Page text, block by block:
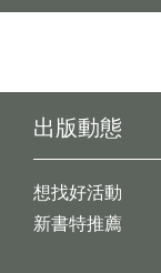
出版動態
想找好活動
新書特推薦